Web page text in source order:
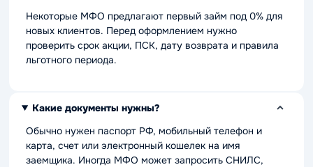
Некоторые МФО предлагают первый займ под 0% для
новых клиентов. Перед оформлением нужно
проверить срок акции, ПСК, дату возврата и правила
льготного периода.
Какие документы нужны?
Обычно нужен паспорт РФ, мобильный телефон и
карта, счет или электронный кошелек на имя
заемщика. Иногда МФО может запросить СНИЛС,